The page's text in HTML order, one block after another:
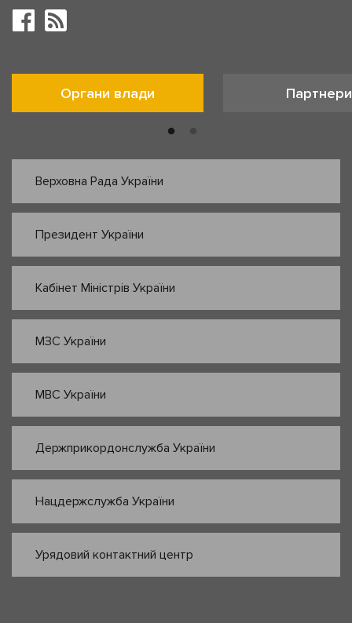
Органи влади Партнери
Верховна Рада України
Президент України
Кабінет Міністрів України
МЗС України
МВС України
Держприкордонслужба України
Нацдержслужба України
Урядовий контактний центр